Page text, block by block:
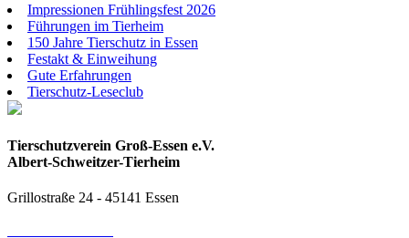
Impressionen Frühlingsfest 2026
Führungen im Tierheim
150 Jahre Tierschutz in Essen
Festakt & Einweihung
Gute Erfahrungen
Tierschutz-Leseclub
Tierschutzverein Groß-Essen e.V.
Albert-Schweitzer-Tierheim
Grillostraße 24 - 45141 Essen